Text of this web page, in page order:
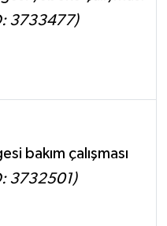
3733477)
bakım çalışması
3732501)